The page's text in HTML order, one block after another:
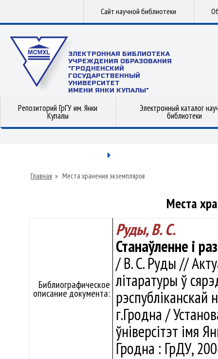
Сайт научной библиотеки
ЭЛЕКТРОННАЯ БИБЛИОТЕКА
УЧРЕЖДЕНИЯ ОБРАЗОВАНИЯ
"ГРОДНЕНСКИЙ
ГОСУДАРСТВЕННЫЙ
УНИВЕРСИТЕТ
ИМЕНИ ЯНКИ КУПАЛЫ"
Репозиторий ГрГУ им. Янки
Купалы
Электронный каталог
библиотеки
Главная » Места хранения экземпляров
Места
Библиографическое
описание документа:
Руды, В. С.
Станаўленне і
/ В. С. Руды //
літаратуры ў
рэспубліканскай
г.Гродна /
ўніверсітэт імя
Гродна : ГрДУ,